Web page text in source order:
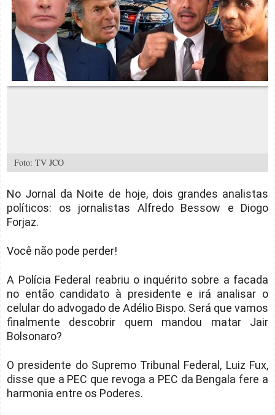
Foto: TV JCO
No Jornal da Noite de hoje, dois grandes analistas
políticos: os jornalistas Alfredo Bessow e Diogo
Forjaz.
Você não pode perder!
A Polícia Federal reabriu o inquérito sobre a facada
no então candidato à presidente e irá analisar o
celular do advogado de Adélio Bispo. Será que vamos
finalmente descobrir quem mandou matar Jair
Bolsonaro?
O presidente do Supremo Tribunal Federal, Luiz Fux,
disse que a PEC que revoga a PEC da Bengala fere a
harmonia entre os Poderes.